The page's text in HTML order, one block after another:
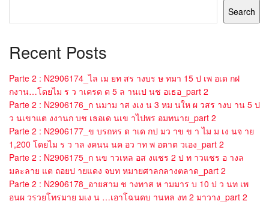
Search
Recent Posts
Parte 2 : N2906174_ไล เม ยท สร างบร ษ ทมา 15 ป เพ อเด กฝ
กงาน…โดยไม ร ว าเครด ต 5 ล านเป นช อเธอ_part 2
Parte 2 : N2906176_ก นมาม าส งเง น 3 หม นให ผ วสร างบ าน 5 ป
ว นเขาแต งงานก บช เธอเด นเข าไปพร อมทนาย_part 2
Parte 2 : N2906177_ข บรถหร ด าเด กป มว าข ข า ไม ม เง นจ าย
1,200 โดยไม ร ว าล งคนน นค อว าท พ อตาต วเอง_part 2
Parte 2 : N2906175_ก นข าวเหล อส งแชร 2 ป ท าวแชร อ างล
มละลาย แต ถอยป ายแดง จบท หมายศาลกลางตลาด_part 2
Parte 2 : N2906178_อายสาม ช างทาส ห ามมาร บ 10 ป ว นท เพ
อนผ วรวยโทรมาย มเง น …เอาโฉนดบ านหล งท 2 มาวาง_part 2